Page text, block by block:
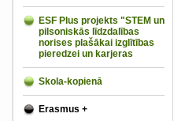
ESF Plus projekts "STEM un
pilsoniskās līdzdalības
norises plašākai izglītības
pieredzei un karjeras
Skola-kopienā
Erasmus +